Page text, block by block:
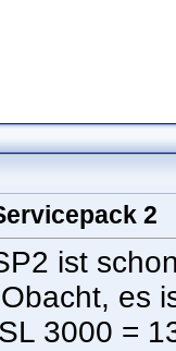
2
ist
es
3000 =